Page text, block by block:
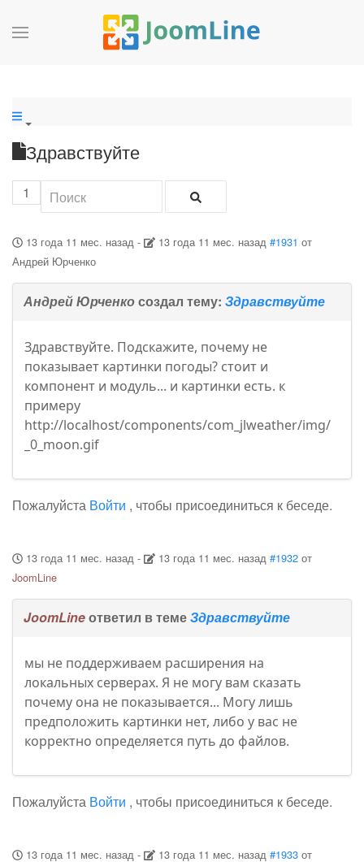
Здравствуйте
1
13 года 11 мес. назад- 13 года 11 мес. назад #1931 от
Андрей Юрченко
Андрей Юрченкосоздал тему: Здравствуйте
Здравствуйте. Подскажите, почему не
показывает картинки погоды? стоит и
компонент и модуль... и картинки есть. к
примеру
http://localhost/components/com_jlweather/img/
_0_moon.gif
Пожалуйста Войти , чтобы присоединиться к беседе.
13 года 11 мес. назад- 13 года 11 мес. назад #1932 от
JoomLine
JoomLineответил в темеЗдравствуйте
мы не поддерживаем расширения на
локальных серверах. Я не могу вам сказать
почему она не показывается... Могу лишь
предположить картинки нет, либо у вас не
корректно определяется путь до файлов.
Пожалуйста Войти , чтобы присоединиться к беседе.
13 года 11 мес. назад- 13 года 11 мес. назад #1933 от